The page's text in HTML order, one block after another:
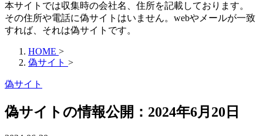
本サイトでは収集時の会社名、住所を記載しております。
その住所や電話に偽サイトはいません。webやメールが一致
すれば、それは偽サイトです。
HOME >
偽サイト >
偽サイト
偽サイトの情報公開：2024年6月20日